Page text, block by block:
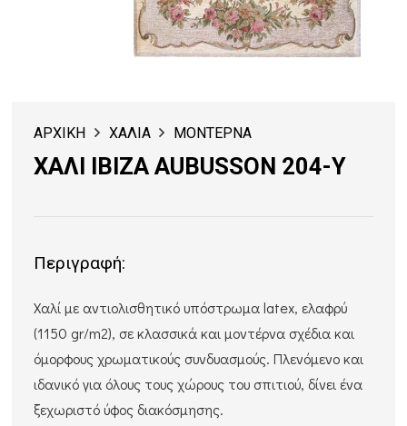
ΑΡΧΙΚΗ ΧΑΛΙΑ ΜΟΝΤΕΡΝΑ
ΧΑΛΙ IBIZA AUBUSSON 204-Y
Περιγραφή:
Xαλί με αντιολισθητικό υπόστρωμα latex, ελαφρύ
(1150 gr/m2), σε κλασσικά και μοντέρνα σχέδια και
όμορφους χρωματικούς συνδυασμούς. Πλενόμενο και
ιδανικό για όλους τους χώρους του σπιτιού, δίνει ένα
ξεχωριστό ύφος διακόσμησης.